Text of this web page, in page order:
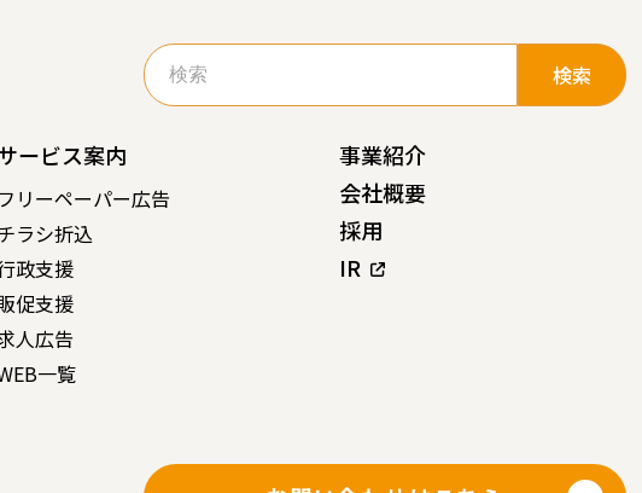
検
索:
ービス案内
フリーペーパー広告
ラシ折込
政支援
促支援
人広告
一覧
事業紹介
会社概要
採用
IR